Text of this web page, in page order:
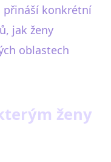
přináší konkrétní
jak ženy
oblastech
ženy